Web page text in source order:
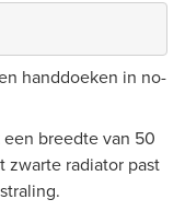
handdoeken in no-
breedte van 50
zwarte radiator past